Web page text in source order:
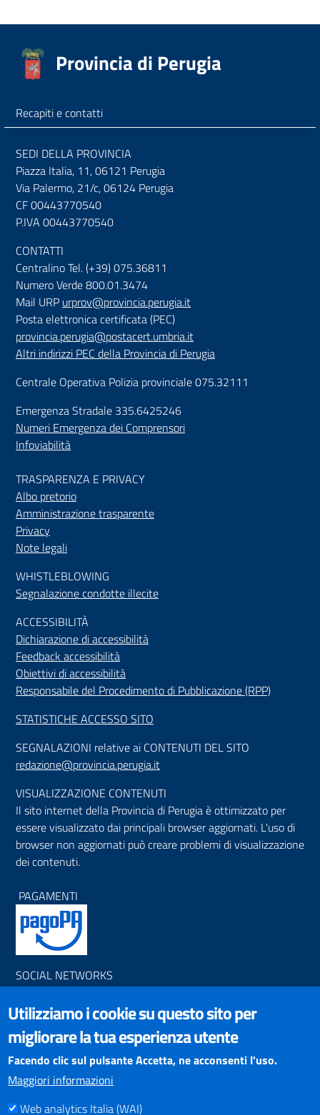
Provincia di Perugia
Recapiti e contatti
SEDI DELLA PROVINCIA
Piazza Italia, 11, 06121 Perugia
Via Palermo, 21/c, 06124 Perugia
CF 00443770540
P.IVA 00443770540
CONTATTI
Centralino Tel. (+39) 075.36811
Numero Verde 800.01.3474
Mail URP urprov@provincia.perugia.it
Posta elettronica certificata (PEC)
provincia.perugia@postacert.umbria.it
Altri indirizzi PEC della Provincia di Perugia
Centrale Operativa Polizia provinciale 075.32111
Emergenza Stradale 335.6425246
Numeri Emergenza dei Comprensori
Infoviabilità
TRASPARENZA E PRIVACY
Albo pretorio
Amministrazione trasparente
Privacy
Note legali
WHISTLEBLOWING
Segnalazione condotte illecite
ACCESSIBILITÀ
Dichiarazione di accessibilità
Feedback accessibilità
Obiettivi di accessibilità
Responsabile del Procedimento di Pubblicazione (RPP)
STATISTICHE ACCESSO SITO
SEGNALAZIONI relative ai CONTENUTI DEL SITO
redazione@provincia.perugia.it
VISUALIZZAZIONE CONTENUTI
Il sito internet della Provincia di Perugia è ottimizzato per
essere visualizzato dai principali browser aggiornati. L'uso di
browser non aggiornati può creare problemi di visualizzazione
dei contenuti.
PAGAMENTI
SOCIAL NETWORKS
Pagina Facebook
Profilo Instagram
Canale YouTube
PNRR (Piano Nazionale di Ripresa e Resilienza)
Utilizziamo i cookie su questo sito per
migliorare la tua esperienza utente
Facendo clic sul pulsante Accetta, ne acconsenti l'uso.
Maggiori informazioni
Web analytics Italia (WAI)